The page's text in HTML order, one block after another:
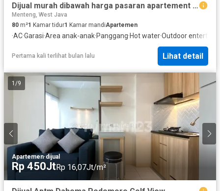
Dijual murah dibawah harga pasaran apartement Bogor valley tengah kota
Menteng, West Java
80 m²1 Kamar tidur1 Kamar mandiApartemen
·AC·Garasi·Area anak-anak·Panggang·Hot water·Outdoor
Pertama kali terlihat bulan lalu Lihat detail
1 /9
Apartemen·dijual
Rp 450JtRp 16,07Jt/m²